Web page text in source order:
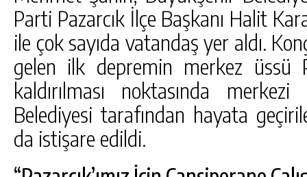
Parti Pazarcık İlçe Başkanı Halit
ile çok sayıda vatandaş yer aldı.
gelen ilk depremin merkez üssü
kaldırılması noktasında
Belediyesi tarafından hayata
da istişare edildi.